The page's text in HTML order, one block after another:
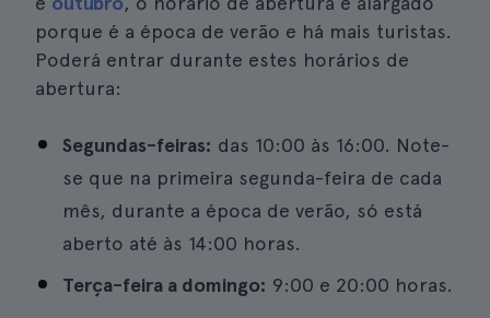
porque é a época de verão e há mais turistas.
Poderá entrar durante estes horários de
abertura:
Segundas-feiras: das 10:00 às 16:00. Note-
se que na primeira segunda-feira de cada
mês, durante a época de verão, só está
aberto até às 14:00 horas.
Terça-feira a domingo: 9:00 e 20:00 horas.